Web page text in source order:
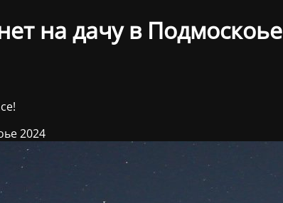
на дачу в Подмоскоье
2024